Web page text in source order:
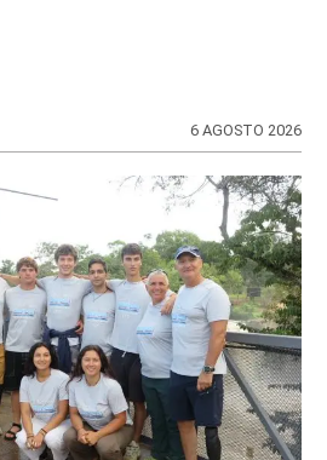
6 AGOSTO 2026